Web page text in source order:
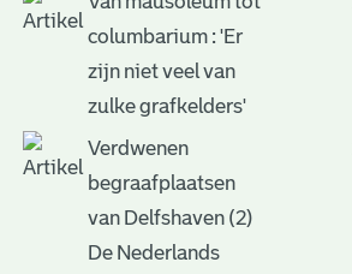
columbarium : 'Er
zijn niet veel van
zulke grafkelders'
Verdwenen
begraafplaatsen
van Delfshaven (2)
De Nederlands